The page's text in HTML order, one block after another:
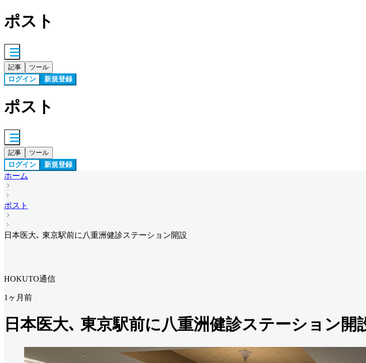
ポスト
記事 ツール
ログイン 新規登録
ポスト
記事 ツール
ログイン 新規登録
ホーム
ポスト
日本医大､ 東京駅前に八重洲健診ステーション開設
HOKUTO通信
1ヶ月前
日本医大､ 東京駅前に八重洲健診ステーション開